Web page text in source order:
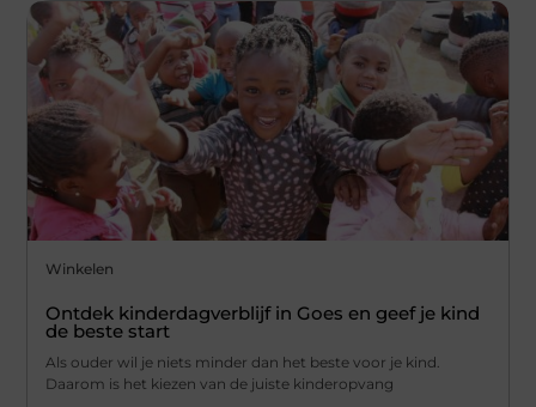
Winkelen
Ontdek kinderdagverblijf in Goes en geef je kind
de beste start
Als ouder wil je niets minder dan het beste voor je kind.
Daarom is het kiezen van de juiste kinderopvang